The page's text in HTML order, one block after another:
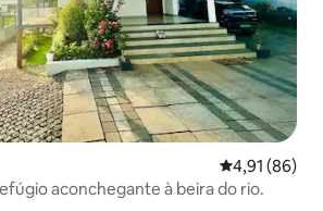
4,91 de uma
4,91 (86)
aconchegante à beira do rio.